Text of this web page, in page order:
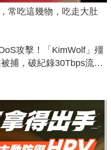
常吃這幾物，吃走大肚
攻擊！「KimWolf」殭
捕，破紀錄30Tbps流量